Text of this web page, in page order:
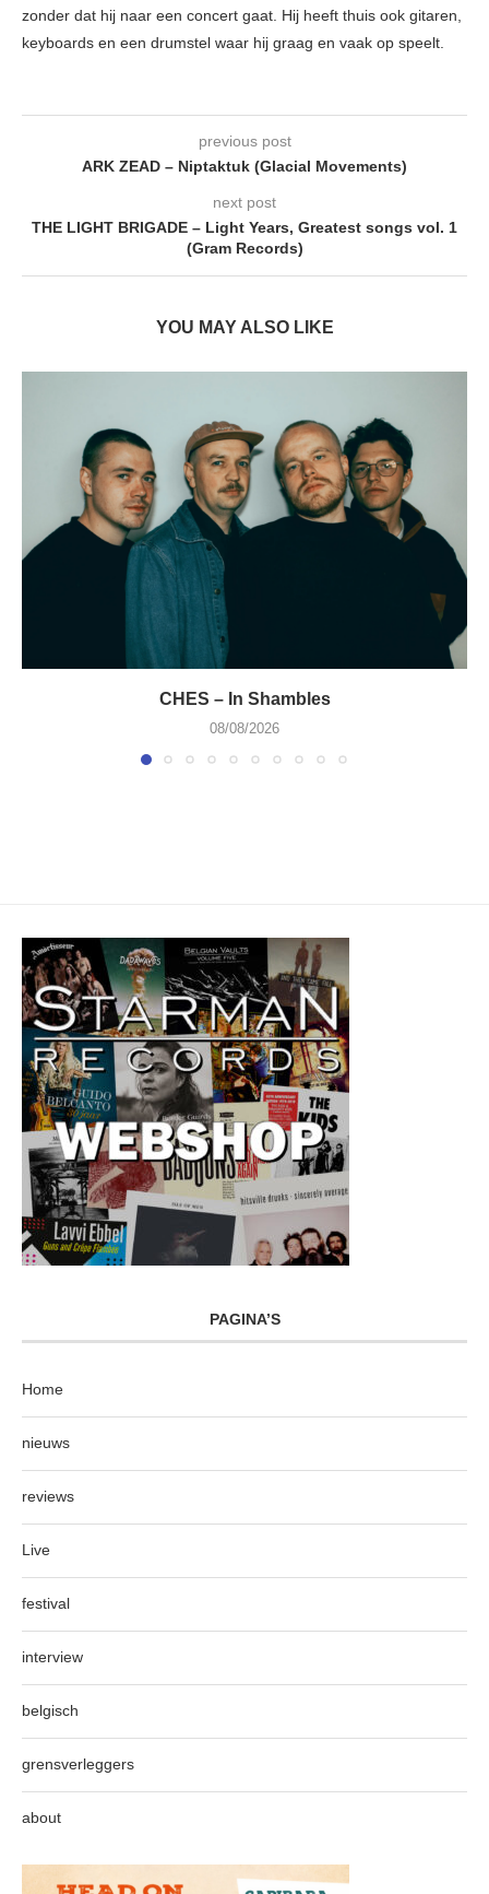
zonder dat hij naar een concert gaat. Hij heeft thuis ook gitaren,
keyboards en een drumstel waar hij graag en vaak op speelt.
previous post
ARK ZEAD – Niptaktuk (Glacial Movements)
next post
THE LIGHT BRIGADE – Light Years, Greatest songs vol. 1
(Gram Records)
YOU MAY ALSO LIKE
CHES – In Shambles
08/08/2026
PAGINA’S
Home
nieuws
reviews
Live
festival
interview
belgisch
grensverleggers
about